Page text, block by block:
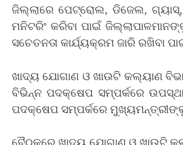
ଜିଲ୍ଲାରେ ପେଟ୍ରୋଲ, ଡିଜେଲ,
ମନିଟରିଂ କରିବା ପାଇଁ
ସଚେତନତା କାର୍ଯ୍ୟକ୍ରମ ଜାରି ରଖିବା
ଖାଦ୍ୟ ଯୋଗାଣ ଓ ଖାଉଟି କଲ୍ୟାଣ
ବିଭିନ୍ନ ପଦକ୍ଷେପ ସମ୍ପର୍କରେ
ପଦକ୍ଷେପ ସମ୍ପର୍କରେ